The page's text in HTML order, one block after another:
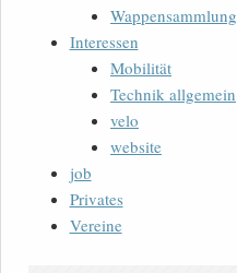
Wappensammlung
Interessen
Mobilität
Technik allgemein
velo
website
job
Privates
Vereine